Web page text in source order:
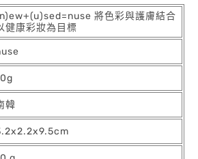
將色彩與護膚結合
健康彩妝為目標
韓